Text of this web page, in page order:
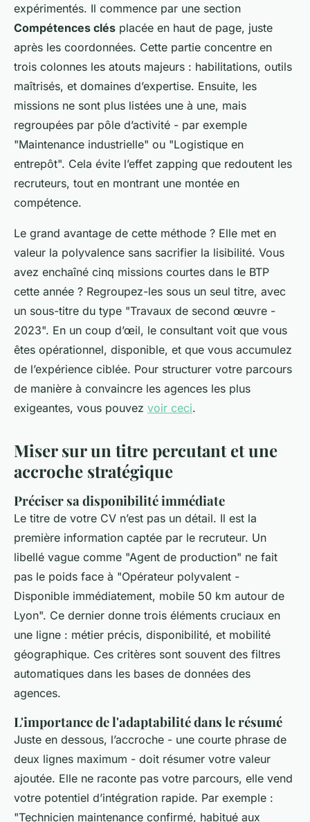
expérimentés. Il commence par une section
Compétences clés placée en haut de page, juste
après les coordonnées. Cette partie concentre en
trois colonnes les atouts majeurs : habilitations, outils
maîtrisés, et domaines d’expertise. Ensuite, les
missions ne sont plus listées une à une, mais
regroupées par pôle d’activité - par exemple
"Maintenance industrielle" ou "Logistique en
entrepôt". Cela évite l’effet zapping que redoutent les
recruteurs, tout en montrant une montée en
compétence.
Le grand avantage de cette méthode ? Elle met en
valeur la polyvalence sans sacrifier la lisibilité. Vous
avez enchaîné cinq missions courtes dans le BTP
cette année ? Regroupez-les sous un seul titre, avec
un sous-titre du type "Travaux de second œuvre -
2023". En un coup d’œil, le consultant voit que vous
êtes opérationnel, disponible, et que vous accumulez
de l’expérience ciblée. Pour structurer votre parcours
de manière à convaincre les agences les plus
exigeantes, vous pouvez voir ceci.
Miser sur un titre percutant et une
accroche stratégique
Préciser sa disponibilité immédiate
Le titre de votre CV n’est pas un détail. Il est la
première information captée par le recruteur. Un
libellé vague comme "Agent de production" ne fait
pas le poids face à "Opérateur polyvalent -
Disponible immédiatement, mobile 50 km autour de
Lyon". Ce dernier donne trois éléments cruciaux en
une ligne : métier précis, disponibilité, et mobilité
géographique. Ces critères sont souvent des filtres
automatiques dans les bases de données des
agences.
L'importance de l'adaptabilité dans le résumé
Juste en dessous, l’accroche - une courte phrase de
deux lignes maximum - doit résumer votre valeur
ajoutée. Elle ne raconte pas votre parcours, elle vend
votre potentiel d’intégration rapide. Par exemple :
"Technicien maintenance confirmé, habitué aux